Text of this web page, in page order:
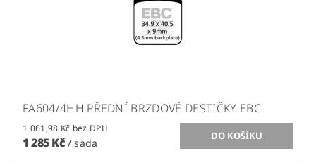
FA604/4HH PŘEDNÍ BRZDOVÉ DESTIČKY EBC
1 061,98 Kč bez DPH
1 285 Kč / sada